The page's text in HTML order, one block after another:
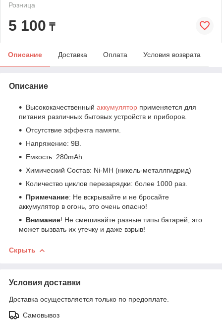
Розница
5 100 ₸
Описание Доставка Оплата Условия возврата
Описание
Высококачественный аккумулятор применяется для
питания различных бытовых устройств и приборов.
Отсутствие эффекта памяти.
Напряжение: 9В.
Емкость: 280mAh.
Химический Состав: Ni-MH (никель-металлгидрид)
Количество циклов перезарядки: более 1000 раз.
Примечание: Не вскрывайте и не бросайте
аккумулятор в огонь, это очень опасно!
Внимание! Не смешивайте разные типы батарей, это
может вызвать их утечку и даже взрыв!
Скрыть
Условия доставки
Доставка осуществляется только по предоплате.
Самовывоз